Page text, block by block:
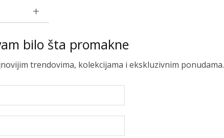
bilo šta promakne
trendovima, kolekcijama i ekskluzivnim ponudama.